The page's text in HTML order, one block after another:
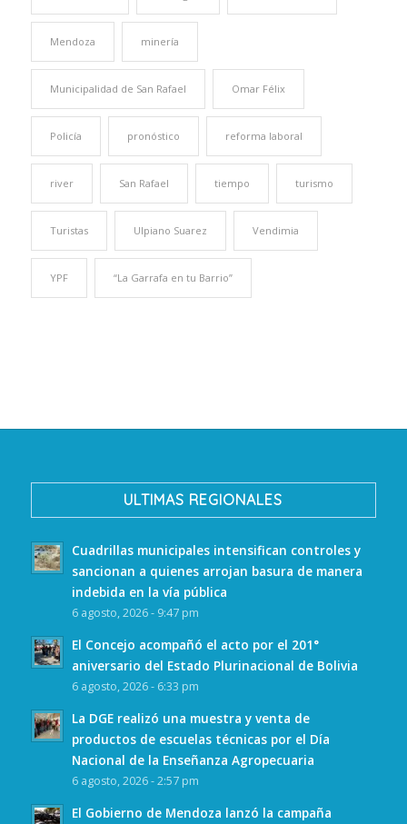
Mendoza minería
Municipalidad de San Rafael Omar Félix
Policía pronóstico reforma laboral
river San Rafael tiempo turismo
Turistas Ulpiano Suarez Vendimia
YPF “La Garrafa en tu Barrio”
ULTIMAS REGIONALES
Cuadrillas municipales intensifican controles y
sancionan a quienes arrojan basura de manera
indebida en la vía pública
6 agosto, 2026 - 9:47 pm
El Concejo acompañó el acto por el 201°
aniversario del Estado Plurinacional de Bolivia
6 agosto, 2026 - 6:33 pm
La DGE realizó una muestra y venta de
productos de escuelas técnicas por el Día
Nacional de la Enseñanza Agropecuaria
6 agosto, 2026 - 2:57 pm
El Gobierno de Mendoza lanzó la campaña